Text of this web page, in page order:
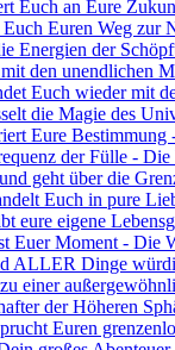
Euch an Eure
Euren Weg zur
Energien der
den unendlichen
Euch wieder mit
die Magie des
Eure Bestimmung
der Fülle - Die
geht über die
Euch in pure
eure eigene
Euer Moment - Die
ALLER Dinge
einer
der Höheren
Euren